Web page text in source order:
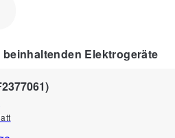
Elektrogeräte